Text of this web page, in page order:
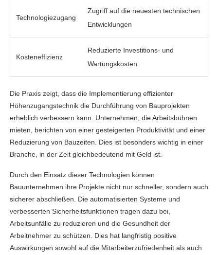
Technologiezugang
Zugriff auf die neuesten technischen
Entwicklungen
Kosteneffizienz
Reduzierte Investitions- und
Wartungskosten
Die Praxis zeigt, dass die Implementierung effizienter
Höhenzugangstechnik die Durchführung von Bauprojekten
erheblich verbessern kann. Unternehmen, die Arbeitsbühnen
mieten, berichten von einer gesteigerten Produktivität und einer
Reduzierung von Bauzeiten. Dies ist besonders wichtig in einer
Branche, in der Zeit gleichbedeutend mit Geld ist.
Durch den Einsatz dieser Technologien können
Bauunternehmen ihre Projekte nicht nur schneller, sondern auch
sicherer abschließen. Die automatisierten Systeme und
verbesserten Sicherheitsfunktionen tragen dazu bei,
Arbeitsunfälle zu reduzieren und die Gesundheit der
Arbeitnehmer zu schützen. Dies hat langfristig positive
Auswirkungen sowohl auf die Mitarbeiterzufriedenheit als auch